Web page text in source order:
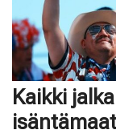
Kaikki